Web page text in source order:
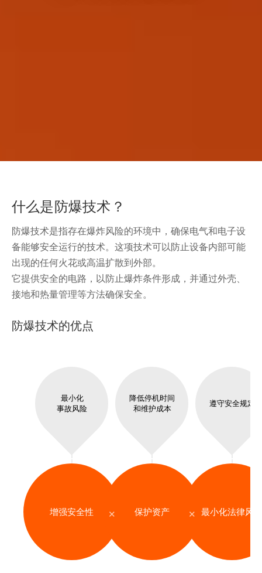
什么是防爆技术？
防爆技术是指存在爆炸风险的环境中，确保电气和电子设
备能够安全运行的技术。这项技术可以防止设备内部可能
出现的任何火花或高温扩散到外部。
它提供安全的电路，以防止爆炸条件形成，并通过外壳、
接地和热量管理等方法确保安全。
防爆技术的优点
最小化
事故风险
增强安全性 ✕
降低停机时间
和维护成本
保护资产 ✕
遵守安全规定
最小化法律风险